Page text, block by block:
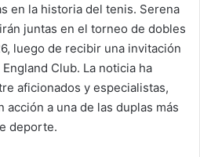
en la historia del tenis. Serena
juntas en el torneo de dobles
luego de recibir una invitación
Club. La noticia ha
aficionados y especialistas,
a una de las duplas más
deporte.